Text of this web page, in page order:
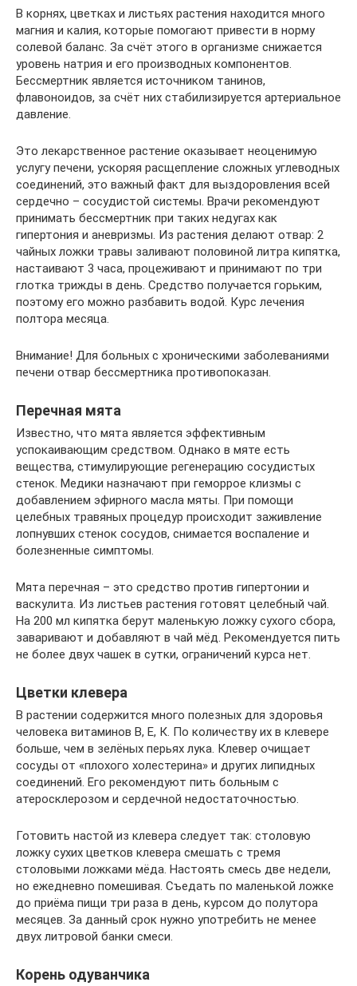
В корнях, цветках и листьях растения находится много
магния и калия, которые помогают привести в норму
солевой баланс. За счёт этого в организме снижается
уровень натрия и его производных компонентов.
Бессмертник является источником танинов,
флавоноидов, за счёт них стабилизируется артериальное
давление.
Это лекарственное растение оказывает неоценимую
услугу печени, ускоряя расщепление сложных углеводных
соединений, это важный факт для выздоровления всей
сердечно – сосудистой системы. Врачи рекомендуют
принимать бессмертник при таких недугах как
гипертония и аневризмы. Из растения делают отвар: 2
чайных ложки травы заливают половиной литра кипятка,
настаивают 3 часа, процеживают и принимают по три
глотка трижды в день. Средство получается горьким,
поэтому его можно разбавить водой. Курс лечения
полтора месяца.
Внимание! Для больных с хроническими заболеваниями
печени отвар бессмертника противопоказан.
Перечная мята
Известно, что мята является эффективным
успокаивающим средством. Однако в мяте есть
вещества, стимулирующие регенерацию сосудистых
стенок. Медики назначают при геморрое клизмы с
добавлением эфирного масла мяты. При помощи
целебных травяных процедур происходит заживление
лопнувших стенок сосудов, снимается воспаление и
болезненные симптомы.
Мята перечная – это средство против гипертонии и
васкулита. Из листьев растения готовят целебный чай.
На 200 мл кипятка берут маленькую ложку сухого сбора,
заваривают и добавляют в чай мёд. Рекомендуется пить
не более двух чашек в сутки, ограничений курса нет.
Цветки клевера
В растении содержится много полезных для здоровья
человека витаминов В, Е, К. По количеству их в клевере
больше, чем в зелёных перьях лука. Клевер очищает
сосуды от «плохого холестерина» и других липидных
соединений. Его рекомендуют пить больным с
атеросклерозом и сердечной недостаточностью.
Готовить настой из клевера следует так: столовую
ложку сухих цветков клевера смешать с тремя
столовыми ложками мёда. Настоять смесь две недели,
но ежедневно помешивая. Съедать по маленькой ложке
до приёма пищи три раза в день, курсом до полутора
месяцев. За данный срок нужно употребить не менее
двух литровой банки смеси.
Корень одуванчика